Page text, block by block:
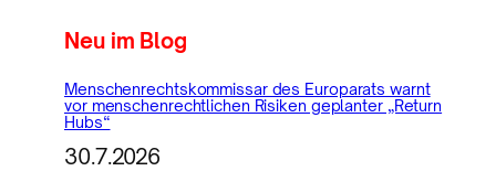
Neu im Blog
Menschenrechtskommissar des Europarats warnt
vor menschenrechtlichen Risiken geplanter „Return
Hubs“
30.7.2026